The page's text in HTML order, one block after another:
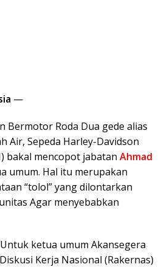
—
Bermotor Roda Dua gede alias
Air, Sepeda Harley-Davidson
bakal mencopot jabatan Ahmad
umum. Hal itu merupakan
“tolol” yang dilontarkan
Agar menyebabkan
ketua umum Akansegera
Kerja Nasional (Rakernas)